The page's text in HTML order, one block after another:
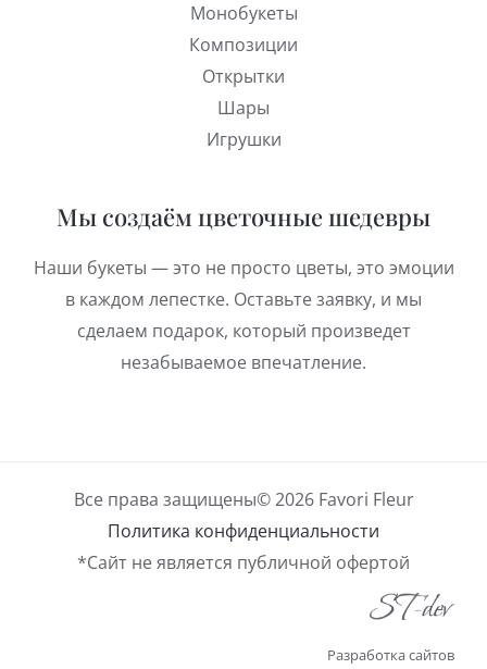
Монобукеты
Композиции
Открытки
Шары
Игрушки
Мы создаём цветочные шедевры
Наши букеты — это не просто цветы, это эмоции
в каждом лепестке. Оставьте заявку, и мы
сделаем подарок, который произведет
незабываемое впечатление.
Все права защищены© 2026 Favori Fleur
Политика конфиденциальности
*Сайт не является публичной офертой
Разработка сайтов